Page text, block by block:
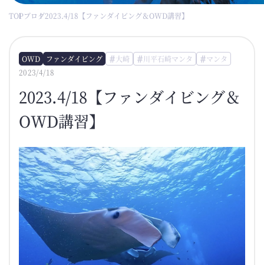
TOPブログ2023.4/18【ファンダイビング＆OWD講習】
OWD ファンダイビング 大崎 川平石崎マンタ
マンタ
2023/4/18
2023.4/18【ファンダイビング＆
OWD講習】